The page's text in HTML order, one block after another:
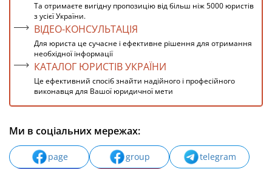
Та отримаєте вигідну пропозицію від більш ніж 5000 юристів
з усієї України.
ВІДЕО-КОНСУЛЬТАЦІЯ
Для юриста це сучасне і ефективне рішення для отримання
необхідної інформації
КАТАЛОГ ЮРИСТІВ УКРАЇНИ
Це ефективний спосіб знайти надійного і професійного
виконавця для Вашої юридичної мети
Ми в соціальних мережах:
page group
telegram